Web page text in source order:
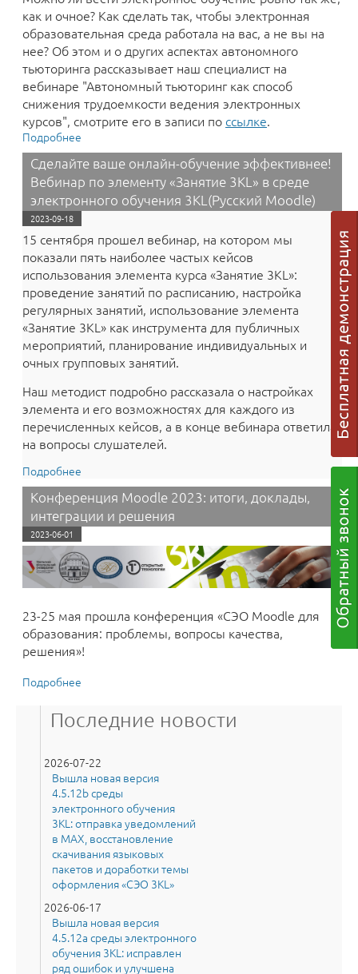
как и очное? Как сделать так, чтобы электронная
образовательная среда работала на вас, а не вы на
нее? Об этом и о других аспектах автономного
тьюторинга рассказывает наш специалист на
вебинаре "Автономный тьюторинг как способ
снижения трудоемкости ведения электронных
курсов", смотрите его в записи по ссылке.
Подробнее
трудоемкости онлайн-курсов
Сделайте ваше онлайн-обучение эффективнее!
Вебинар по элементу «Занятие 3KL» в среде
электронного обучения 3KL(Русский Moodle)
2023-09-18
15 сентября прошел вебинар, на котором мы
показали пять наиболее частых кейсов
использования элемента курса «‎Занятие 3KL»:
проведение занятий по расписанию, настройка
регулярных занятий, использование элемента
«‎Занятие 3KL» как инструмента для публичных
мероприятий, планирование индивидуальных и
очных групповых занятий.
Наш методист подробно рассказала о настройках
элемента и его возможностях для каждого из
перечисленных кейсов, а в конце вебинара ответила
на вопросы слушателей.
Подробнее о Сделайте ваше онлайн-обучение эффективнее!
Вебинар по элементу «Занятие 3KL» в среде
электронного обучения 3KL(Русский Moodle)
Конференция Moodle 2023: итоги, доклады,
интеграции и решения
2023-06-01
23-25 мая прошла конференция «СЭО Moodle для
образования: проблемы, вопросы качества,
решения»!
Подробнее
Последние новости
2026-07-22
Вышла новая версия
4.5.12b среды
электронного обучения
3KL: отправка уведомлений
в MAX, восстановление
скачивания языковых
пакетов и доработки темы
оформления «СЭО 3KL»
2026-06-17
Вышла новая версия
4.5.12a среды электронного
обучения 3KL: исправлен
ряд ошибок и улучшена